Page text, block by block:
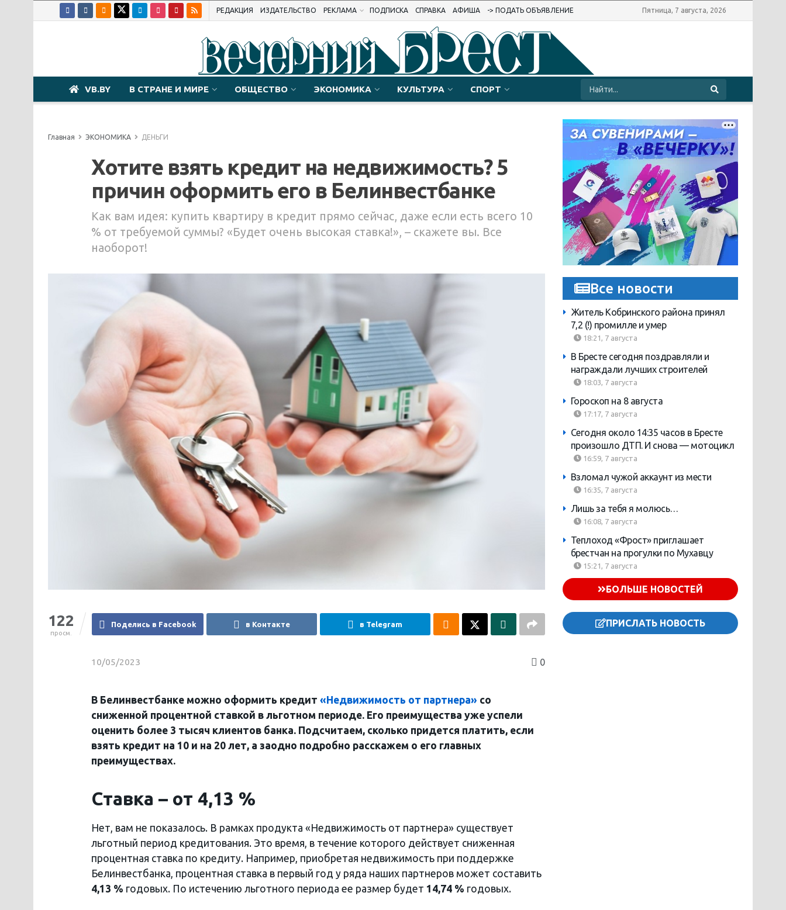
РЕДАКЦИЯ ИЗДАТЕЛЬСТВО РЕКЛАМА ПОДПИСКА СПРАВКА АФИША -> ПОДАТЬ ОБЪЯВЛЕНИЕ Пятница, 7 августа, 2026
VB.BY В СТРАНЕ И МИРЕ ОБЩЕСТВО ЭКОНОМИКА КУЛЬТУРА СПОРТ
Главная ЭКОНОМИКА ДЕНЬГИ
Хотите взять кредит на недвижимость? 5
причин оформить его в Белинвестбанке
Как вам идея: купить квартиру в кредит прямо сейчас, даже если есть всего 10
% от требуемой суммы? «Будет очень высокая ставка!», – скажете вы. Все
наоборот!
122
просм.
Поделись в Facebook в Контакте в Telegram
10/05/2023 0
В Белинвестбанке можно оформить кредит «Недвижимость от партнера» со
сниженной процентной ставкой в льготном периоде. Его преимущества уже успели
оценить более 3 тысяч клиентов банка. Подсчитаем, сколько придется платить, если
взять кредит на 10 и на 20 лет, а заодно подробно расскажем о его главных
преимуществах.
Ставка – от 4,13 %
Нет, вам не показалось. В рамках продукта «Недвижимость от партнера» существует
льготный период кредитования. Это время, в течение которого действует сниженная
процентная ставка по кредиту. Например, приобретая недвижимость при поддержке
Белинвестбанка, процентная ставка в первый год у ряда наших партнеров может составить
4,13 % годовых. По истечению льготного периода ее размер будет 14,74 % годовых.
Все новости
Житель Кобринского района принял
7,2 (!) промилле и умер
18:21, 7 августа
В Бресте сегодня поздравляли и
награждали лучших строителей
18:03, 7 августа
Гороскоп на 8 августа
17:17, 7 августа
Сегодня около 14:35 часов в Бресте
произошло ДТП. И снова — мотоцикл
16:59, 7 августа
Взломал чужой аккаунт из мести
16:35, 7 августа
Лишь за тебя я молюсь…
16:08, 7 августа
Теплоход «Фрост» приглашает
брестчан на прогулки по Мухавцу
15:21, 7 августа
БОЛЬШЕ НОВОСТЕЙ
ПРИСЛАТЬ НОВОСТЬ